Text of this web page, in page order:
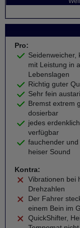
Pro:
Seidenweicher,
mit Leistung in
Lebenslagen
Richtig guter
Sehr fein
Bremst extrem
dosierbar
jedes
verfügbar
fauchender und
heiser Sound
Kontra:
Vibrationen bei
Drehzahlen
Der Fahrer
einem Bein im
QuickShifter,